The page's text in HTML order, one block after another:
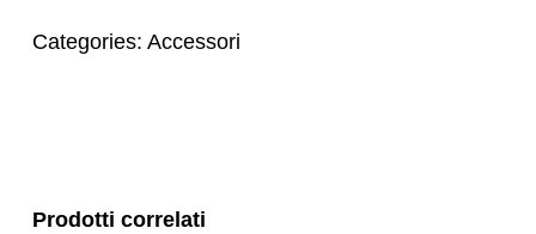
Categories: Accessori
Prodotti correlati